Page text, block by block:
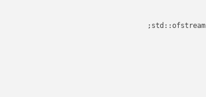
std::ofstream